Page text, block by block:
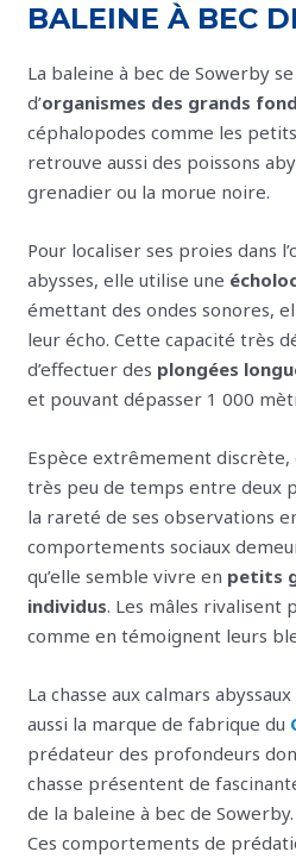
BALEINE À BEC
La baleine à bec de Sowerby
d’organismes des grands
céphalopodes comme les
retrouve aussi des poissons
grenadier ou la morue noire.
Pour localiser ses proies dans
abysses, elle utilise une
émettant des ondes sonores,
leur écho. Cette capacité très
d’effectuer des plongées
et pouvant dépasser 1 000
Espèce extrêmement discrète,
très peu de temps entre deux
la rareté de ses observations
comportements sociaux
qu’elle semble vivre en petits
individus. Les mâles rivalisent
comme en témoignent leurs
La chasse aux calmars
aussi la marque de fabrique du
prédateur des profondeurs
chasse présentent de
de la baleine à bec de Sowerby.
Ces comportements de